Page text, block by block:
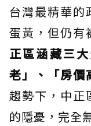
台灣最精華的
蛋黃，但仍有
正區涵藏三
老」、「房價
趨勢下，中正
的隱憂，完全